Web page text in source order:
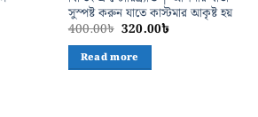
সুস্পষ্ট করুন যাতে কাস্টমার আকৃষ্ট হয়
400.00৳ Original
price
was:
400.00৳.
320.00৳Current
Read more